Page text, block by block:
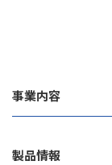
事業内容
製品情報